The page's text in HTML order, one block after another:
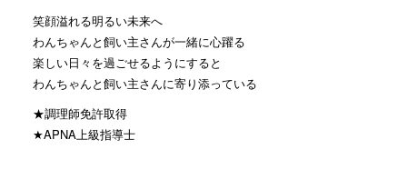
笑顔溢れる明るい未来へ
わんちゃんと飼い主さんが一緒に心躍る
楽しい日々を過ごせるようにすると
わんちゃんと飼い主さんに寄り添っている
★調理師免許取得
★APNA上級指導士